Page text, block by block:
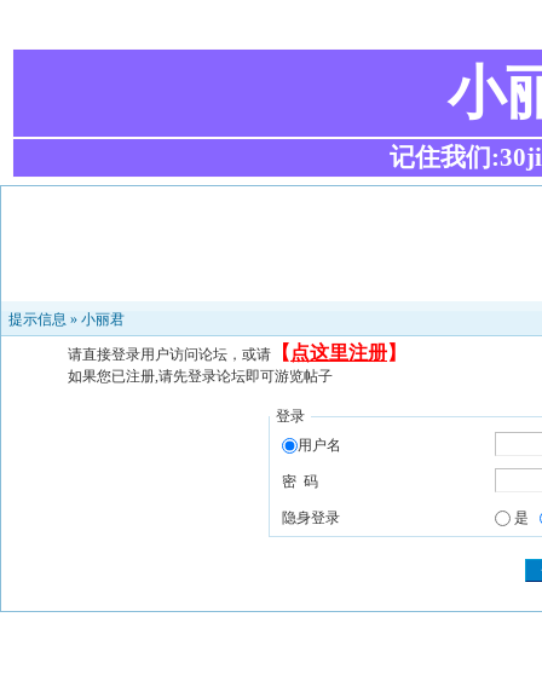
小
记住我们
提示信息 » 小丽君
请直接登录用户访问论坛，或请 【 点这里注册】
如果您已注册,请先登录论坛即可游览帖子
登录
用户名
密 码
隐身登录 是